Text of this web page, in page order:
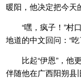
暖阳，他决定把今天
“嘿，疯子！”村
地道的中文回问：“
比起“伊恩”，他更
伴随他在广西阳朔县